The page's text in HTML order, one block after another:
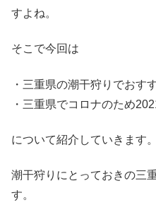
すよね。
そこで今回は
・三重県の潮干狩りでおす
・三重県でコロナのため
について紹介していきます。
潮干狩りにとっておきの三
す。